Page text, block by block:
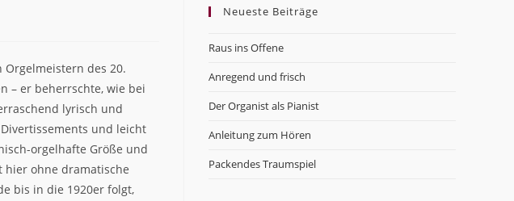
des 20.
– er beherrschte, wie bei
lyrisch und
und leicht
orgelhafte Größe und
hier ohne dramatische
bis in die 1920er folgt,
Neueste Beiträge
Raus ins Offene
Anregend und frisch
Der Organist als Pianist
Anleitung zum Hören
Packendes Traumspiel